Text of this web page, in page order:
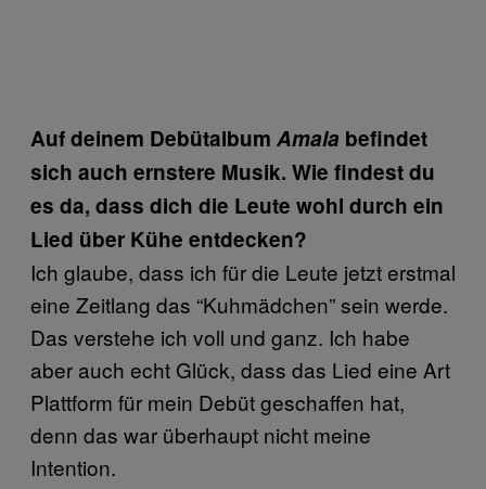
Auf deinem Debütalbum Amala befindet
sich auch ernstere Musik. Wie findest du
es da, dass dich die Leute wohl durch ein
Lied über Kühe entdecken?
Ich glaube, dass ich für die Leute jetzt erstmal
eine Zeitlang das “Kuhmädchen” sein werde.
Das verstehe ich voll und ganz. Ich habe
aber auch echt Glück, dass das Lied eine Art
Plattform für mein Debüt geschaffen hat,
denn das war überhaupt nicht meine
Intention.